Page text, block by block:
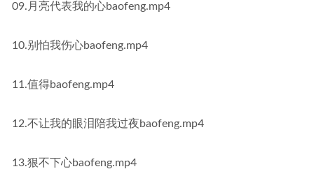
09.月亮代表我的心baofeng.mp4
10.别怕我伤心baofeng.mp4
11.值得baofeng.mp4
12.不让我的眼泪陪我过夜baofeng.mp4
13.狠不下心baofeng.mp4